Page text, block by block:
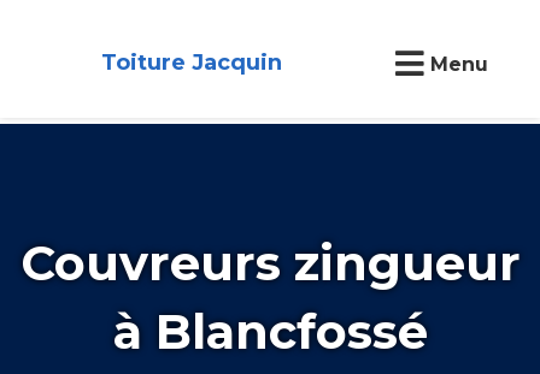
Toiture Jacquin Menu
Couvreurs zingueur
à Blancfossé